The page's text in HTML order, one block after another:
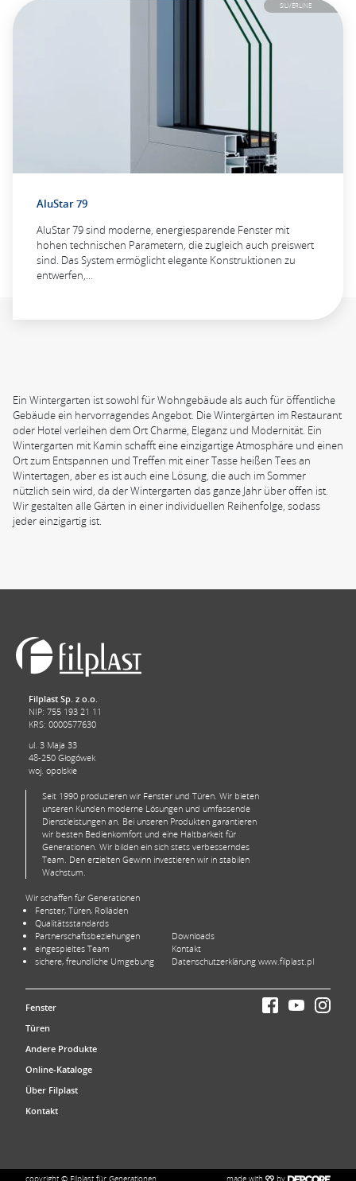
SILVERLINE
AluStar 79
AluStar 79 sind moderne, energiesparende Fenster mit
hohen technischen Parametern, die zugleich auch preiswert
sind. Das System ermöglicht elegante Konstruktionen zu
entwerfen,…
Ein Wintergarten ist sowohl für Wohngebäude als auch für öffentliche
Gebäude ein hervorragendes Angebot. Die Wintergärten im Restaurant
oder Hotel verleihen dem Ort Charme, Eleganz und Modernität. Ein
Wintergarten mit Kamin schafft eine einzigartige Atmosphäre und einen
Ort zum Entspannen und Treffen mit einer Tasse heißen Tees an
Wintertagen, aber es ist auch eine Lösung, die auch im Sommer
nützlich sein wird, da der Wintergarten das ganze Jahr über offen ist.
Wir gestalten alle Gärten in einer individuellen Reihenfolge, sodass
jeder einzigartig ist.
Filplast Sp. z o.o.
NIP: 755 193 21 11
KRS: 0000577630
ul. 3 Maja 33
48-250 Głogówek
woj. opolskie
Seit 1990 produzieren wir Fenster und Türen. Wir bieten
unseren Kunden moderne Lösungen und umfassende
Dienstleistungen an. Bei unseren Produkten garantieren
wir besten Bedienkomfort und eine Haltbarkeit für
Generationen. Wir bilden ein sich stets verbesserndes
Team. Den erzielten Gewinn investieren wir in stabilen
Wachstum.
Wir schaffen für Generationen
Fenster, Türen, Rolläden
Qualitätsstandards
Partnerschaftsbeziehungen
eingespieltes Team
sichere, freundliche Umgebung
Downloads
Kontakt
Datenschutzerklärung www.filplast.pl
Fenster
Türen
Andere Produkte
Online-Kataloge
Über Filplast
Kontakt
made with by